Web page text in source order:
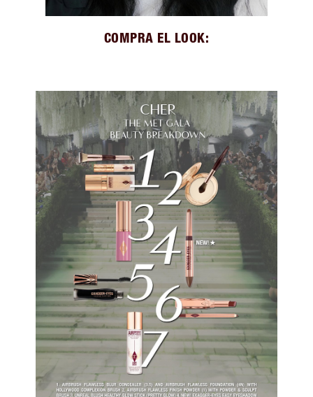
COMPRA EL LOOK: